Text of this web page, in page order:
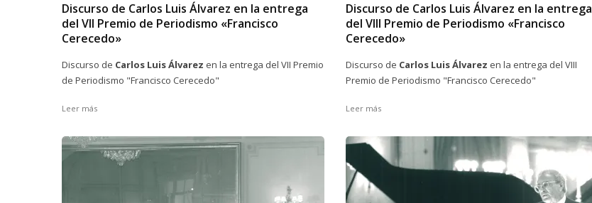
Discurso de Carlos Luis Álvarez en la entrega
del VII Premio de Periodismo «Francisco
Cerecedo»
Discurso de Carlos Luis Álvarez en la entrega del VII Premio
de Periodismo "Francisco Cerecedo"
Leer más
Discurso de Carlos Luis Álvarez en la entrega
del VIII Premio de Periodismo «Francisco
Cerecedo»
Discurso de Carlos Luis Álvarez en la entrega del VIII
Premio de Periodismo "Francisco Cerecedo"
Leer más